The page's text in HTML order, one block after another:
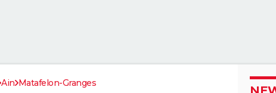
Ain Matafelon-Granges